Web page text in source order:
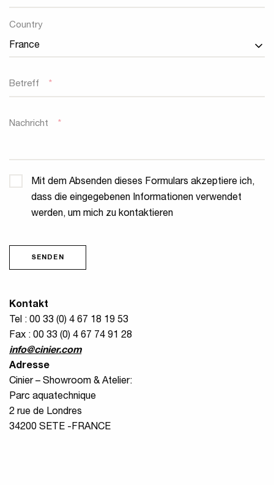
Land
Country
Betreff *
Nachricht *
Privatsphäre *
Mit dem Absenden dieses Formulars akzeptiere ich,
dass die eingegebenen Informationen verwendet
werden, um mich zu kontaktieren
SENDEN
Kontakt
Tel : 00 33 (0) 4 67 18 19 53
Fax : 00 33 (0) 4 67 74 91 28
info@cinier.com
Adresse
Cinier – Showroom & Atelier:
Parc aquatechnique
2 rue de Londres
34200 SETE -FRANCE